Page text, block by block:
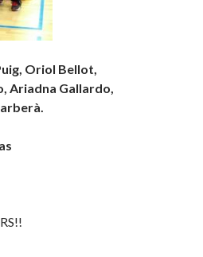
Oriol Bellot,
Ariadna Gallardo,